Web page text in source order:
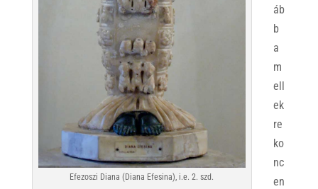
Efezoszi Diana (Diana Efesina), i.e. 2. szd.
áb
b
a
m
ell
ek
re
ko
nc
en